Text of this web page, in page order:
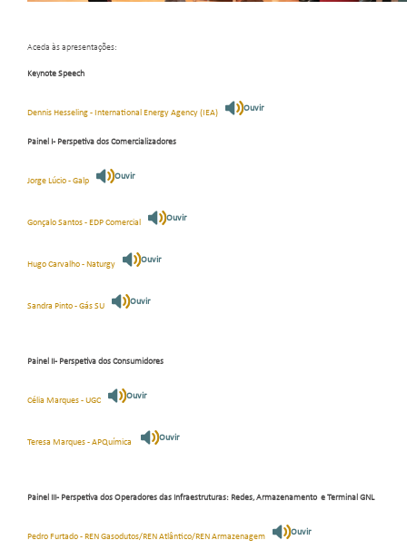
Aceda às apresentações:
Keynote Speech
Dennis Hesseling - International Energy Agency (IEA) Ouvir
Painel I - Perspetiva dos Comercializadores
Jorge Lúcio - Galp Ouvir
Gonçalo Santos - EDP Comercial Ouvir
Hugo Carvalho - Naturgy Ouvir
Sandra Pinto - Gás SU Ouvir
Painel II - Perspetiva dos Consumidores
Célia Marques - UGC Ouvir
Teresa Marques - APQuímica Ouvir
Painel III - Perspetiva dos Operadores das Infraestruturas: Redes, Armazenamento e Terminal GNL
Pedro Furtado - REN Gasodutos/REN Atlântico/REN Armazenagem Ouvir